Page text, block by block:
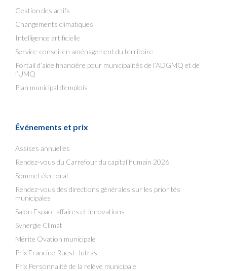
Gestion des actifs
Changements climatiques
Intelligence artificielle
Service-conseil en aménagement du territoire
Portail d’aide financière pour municipalités de l’ADGMQ et de
l’UMQ
Plan municipal d’emplois
Événements et prix
Assises annuelles
Rendez-vous du Carrefour du capital humain 2026
Sommet électoral
Rendez-vous des directions générales sur les priorités
municipales
Salon Espace affaires et innovations
Synergie Climat
Mérite Ovation municipale
Prix Francine Ruest-Jutras
Prix Personnalité de la relève municipale